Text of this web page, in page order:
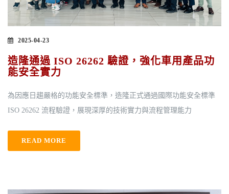
2025-04-23
造隆通過 ISO 26262 驗證，強化車用產品功
能安全實力
為因應日趨嚴格的功能安全標準，造隆正式通過國際功能安全標準
ISO 26262 流程驗證，展現深厚的技術實力與流程管理能力
READ MORE